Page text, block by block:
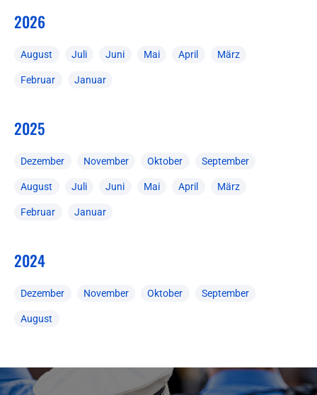
2026
August Juli Juni Mai April März
Februar Januar
2025
Dezember November Oktober September
August Juli Juni Mai April März
Februar Januar
2024
Dezember November Oktober September
August